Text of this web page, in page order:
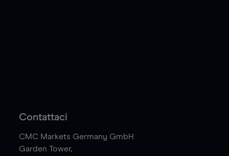
Contattaci
CMC Markets Germany GmbH
Garden Tower,